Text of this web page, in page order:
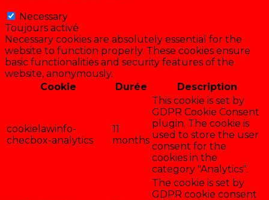
Necessary
Toujours activé
Necessary cookies are absolutely essential for the
website to function properly. These cookies ensure
basic functionalities and security features of the
website, anonymously.
Cookie
Durée Description
cookielawinfo-
checbox-analytics
11
months
This cookie is set by
GDPR Cookie Consent
plugin. The cookie is
used to store the user
consent for the
cookies in the
category "Analytics".
The cookie is set by
GDPR cookie consent